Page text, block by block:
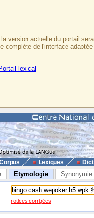
version actuelle du portail
complète de l'interface
Portail lexical
Corpus Lexiques
Etymologie Synonymie
notices corrigées